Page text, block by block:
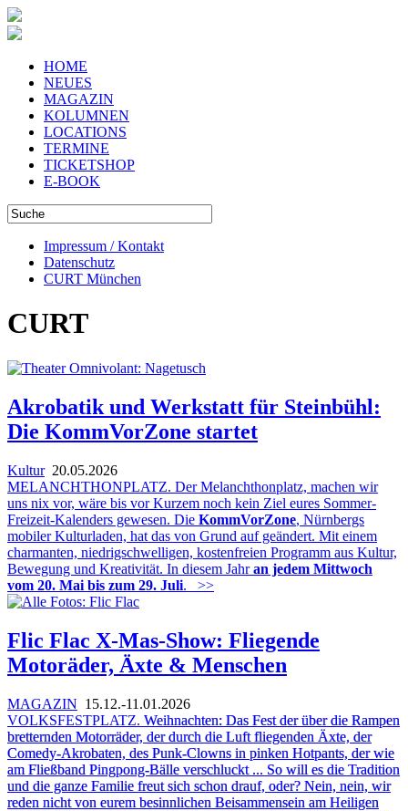
HOME
NEUES
MAGAZIN
KOLUMNEN
LOCATIONS
TERMINE
TICKETSHOP
E-BOOK
Impressum / Kontakt
Datenschutz
CURT München
CURT
Akrobatik und Werkstatt für Steinbühl:
Die KommVorZone startet
Kultur20.05.2026
MELANCHTHONPLATZ. Der Melanchthonplatz, machen wir
uns nix vor, wäre bis vor Kurzem noch kein Ziel eures Sommer-
Freizeit-Kalenders gewesen. Die KommVorZone, Nürnbergs
mobiler Kulturladen, hat das von Grund auf geändert. Mit einem
charmanten, niedrigschwelligen, kostenfreien Programm aus Kultur,
Bewegung und Kreativität. In diesem Jahran jedem Mittwoch
vom 20. Mai bis zum 29. Juli. >>
Flic Flac X-Mas-Show: Fliegende
Motoräder, Äxte & Menschen
MAGAZIN 15.12.-11.01.2026
VOLKSFESTPLATZ. Weihnachten: Das Fest der über die Rampen
bretternden Motorräder, der durch die Luft fliegenden Äxte, der
Comedy-Akrobaten, des Punk-Clowns in pinken Hotpants, der wie
am Fließband Pingpong-Bälle verschluckt ... So will es die Tradition
und die ganze Familie freut sich schon drauf, oder? Nein, nein, wir
reden nicht von eurem besinnlichen Beisammensein am Heiligen